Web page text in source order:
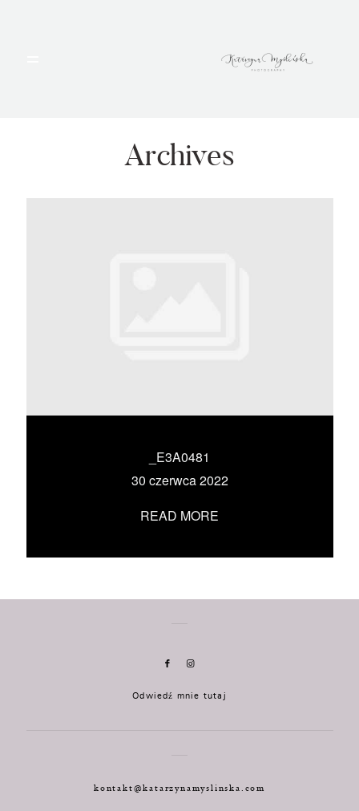
Archives
_E3A0481
30 czerwca 2022
READ MORE
PORTFOLIO
UMÓW SIĘ ZE MNĄ →
Odwiedź mnie tutaj
kontakt@katarzynamyslinska.com